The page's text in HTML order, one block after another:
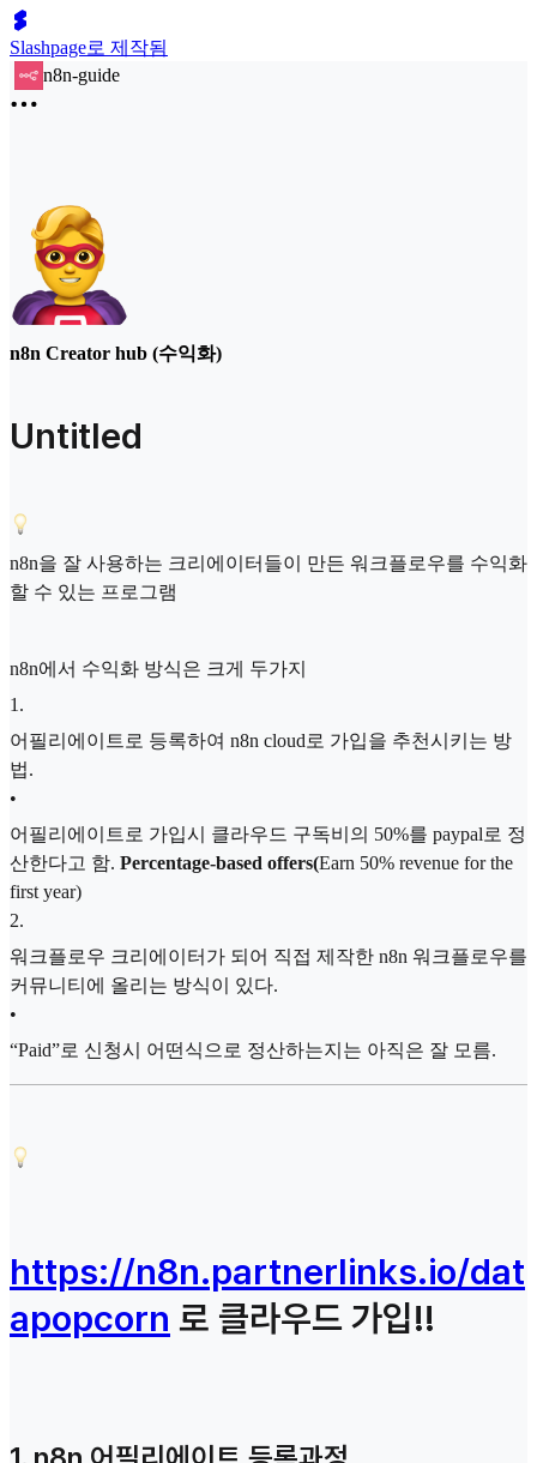
Slashpage로 제작됨
n8n-guide
n8n Creator hub (수익화)
Untitled
n8n을 잘 사용하는 크리에이터들이 만든 워크플로우를 수익화
할 수 있는 프로그램
n8n에서 수익화 방식은 크게 두가지
1 .
어필리에이트로 등록하여 n8n cloud로 가입을 추천시키는 방
법.
•
어필리에이트로 가입시 클라우드 구독비의 50%를 paypal로 정
산한다고 함. Percentage-based offers(Earn 50% revenue for the
first year)
2.
워크플로우 크리에이터가 되어 직접 제작한 n8n 워크플로우를
커뮤니티에 올리는 방식이 있다.
•
“Paid”로 신청시 어떤식으로 정산하는지는 아직은 잘 모름.
https://n8n.partnerlinks.io/dat
apopcorn 로 클라우드 가입!!